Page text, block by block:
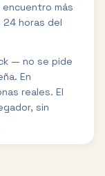
más
horas del
— no se pide
En
reales. El
sin